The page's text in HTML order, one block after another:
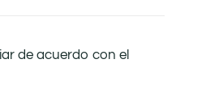
de acuerdo con el